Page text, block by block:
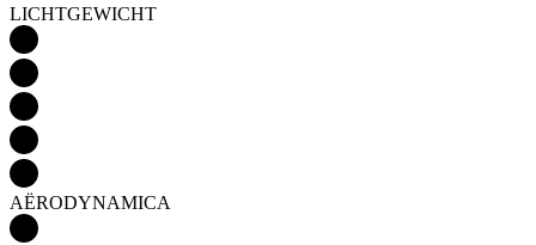
LICHTGEWICHT
AËRODYNAMICA